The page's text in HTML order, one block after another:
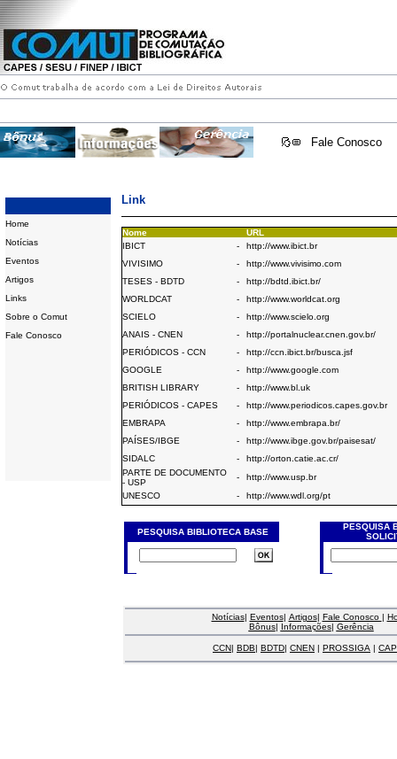
Fale Conosco
Home
Notícias
Eventos
Artigos
Links
Sobre o Comut
Fale Conosco
Link
Nome
URL
IBICT
-
http://www.ibict.br
VIVISIMO
-
http://www.vivisimo.com
TESES - BDTD
-
http://bdtd.ibict.br/
WORLDCAT
-
http://www.worldcat.org
SCIELO
-
http://www.scielo.org
ANAIS - CNEN
-
http://portalnuclear.cnen.gov.br/
PERIÓDICOS - CCN
-
http://ccn.ibict.br/busca.jsf
GOOGLE
-
http://www.google.com
BRITISH LIBRARY
-
http://www.bl.uk
PERIÓDICOS - CAPES
-
http://www.periodicos.capes.gov.br
EMBRAPA
-
http://www.embrapa.br/
PAÍSES/IBGE
-
http://www.ibge.gov.br/paisesat/
SIDALC
-
http://orton.catie.ac.cr/
PARTE DE DOCUMENTO
- USP
-
http://www.usp.br
UNESCO
- http://www.wdl.org/pt
PESQUISA BIBLIOTECA BASE
PESQUISA
Notícias| Eventos| Artigos| Fale Conosco |
Bônus| Informações| Gerência
CCN| BDB| BDTD| CNEN | PROSSIGA |